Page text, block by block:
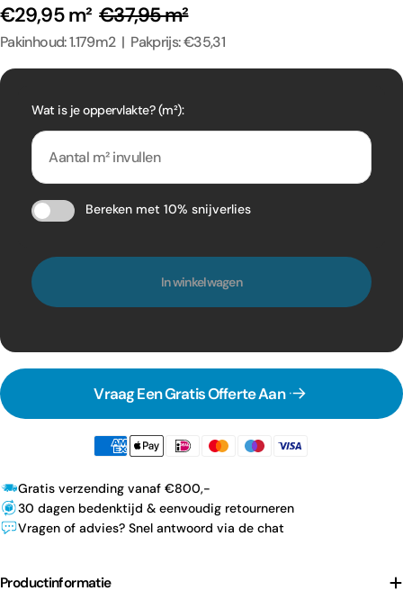
€29,95 m² €37,95 m²
Pakinhoud: 1.179m2 | Pakprijs: €35,31
Wat is je oppervlakte? (m²):
Bereken met 10% snijverlies
In winkelwagen
Vraag Een Gratis Offerte Aan
Gratis verzending vanaf €800,-
30 dagen bedenktijd & eenvoudig retourneren
Vragen of advies? Snel antwoord via de chat
Productinformatie